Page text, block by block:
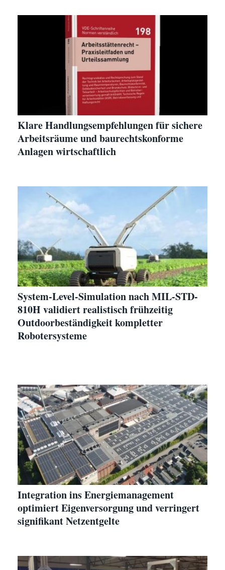
Klare Handlungsempfehlungen für sichere
Arbeitsräume und baurechtskonforme
Anlagen wirtschaftlich
System-Level-Simulation nach MIL-STD-
810H validiert realistisch frühzeitig
Outdoorbeständigkeit kompletter
Robotersysteme
Integration ins Energiemanagement
optimiert Eigenversorgung und verringert
signifikant Netzentgelte